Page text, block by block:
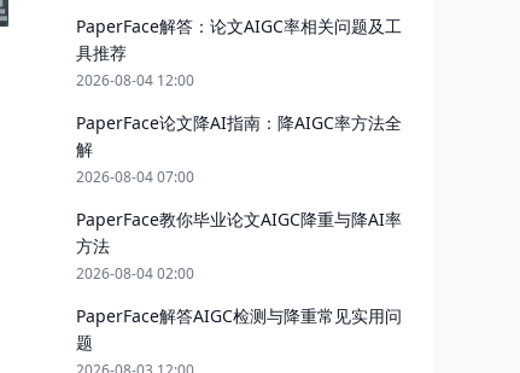
PaperFace解答：论文AIGC率相关问题及工
具推荐
2026-08-04 12:00
PaperFace论文降AI指南：降AIGC率方法全
解
2026-08-04 07:00
PaperFace教你毕业论文AIGC降重与降AI率
方法
2026-08-04 02:00
PaperFace解答AIGC检测与降重常见实用问
题